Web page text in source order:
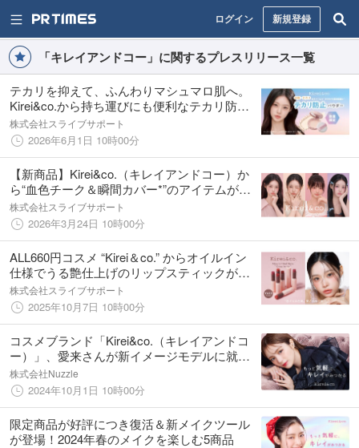
ログイン 新規登録
「キレイアンドコー」に関するプレスリリース一覧
テカリを抑えて、ふんわりマシュマロ肌へ。
Kirei&co.から持ち運びにも便利なテカリ防止
パウダーが数量限定発売。
株式会社スライブサポート
2026年6月1日 10時00分
【新商品】Kirei&co.（キレイアンドコー）か
ら“血色チーク＆瞬間カバー*”のアイテムが新
登場！
株式会社スライブサポート
2026年3月24日 10時00分
ALL660円コスメ “Kirei＆co.” からオイルイン
仕様でうる艶仕上げのリップスティックが限
定発売。人気の限定商品、グリッターライナ
ーも新色が加わり定番化！
株式会社スライブサポート
2025年10月7日 10時00分
コスメブランド「Kirei&co.（キレイアンドコ
ー）」、愛来さんが新イメージモデルに就
任！さらに、旬顔をつくるための秋冬新作ア
イテム4商品も登場
株式会社Nuzzle
2024年10月1日 10時00分
限定商品が好評につき復活＆新メイクツール
が登場！2024年春のメイクを楽しむ5商品